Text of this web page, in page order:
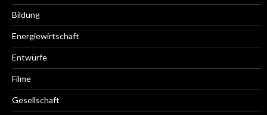
Bildung
Energiewirtschaft
Entwürfe
Filme
Gesellschaft